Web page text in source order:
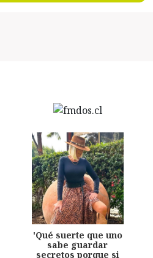
'Qué suerte que uno
sabe guardar
secretos porque si